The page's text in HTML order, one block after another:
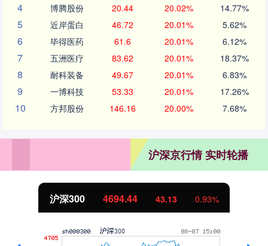
4 博腾股份 20.44 20.02% 14.77%
5 近岸蛋白 46.72 20.01% 5.62%
6 毕得医药 61.6 20.01% 6.12%
7 五洲医疗 83.62 20.01% 18.37%
8 耐科装备 49.67 20.01% 6.83%
9 一博科技 53.33 20.01% 17.26%
10 方邦股份 146.16 20.00% 7.68%
沪深京行情 实时轮播
沪深300 4694.44 43.13 0.93%